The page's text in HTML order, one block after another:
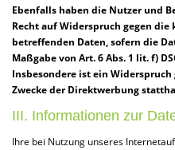
Ebenfalls haben die Nutzer und
Recht auf Widerspruch gegen
betreffenden Daten, sofern die
Maßgabe von Art. 6 Abs. 1 lit. f)
Insbesondere ist ein
Zwecke der Direktwerbung
III. Informationen zur
Ihre bei Nutzung unseres